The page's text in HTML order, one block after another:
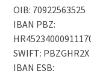
OIB: 70922563525
IBAN PBZ:
SWIFT: PBZGHR2X
IBAN ESB: